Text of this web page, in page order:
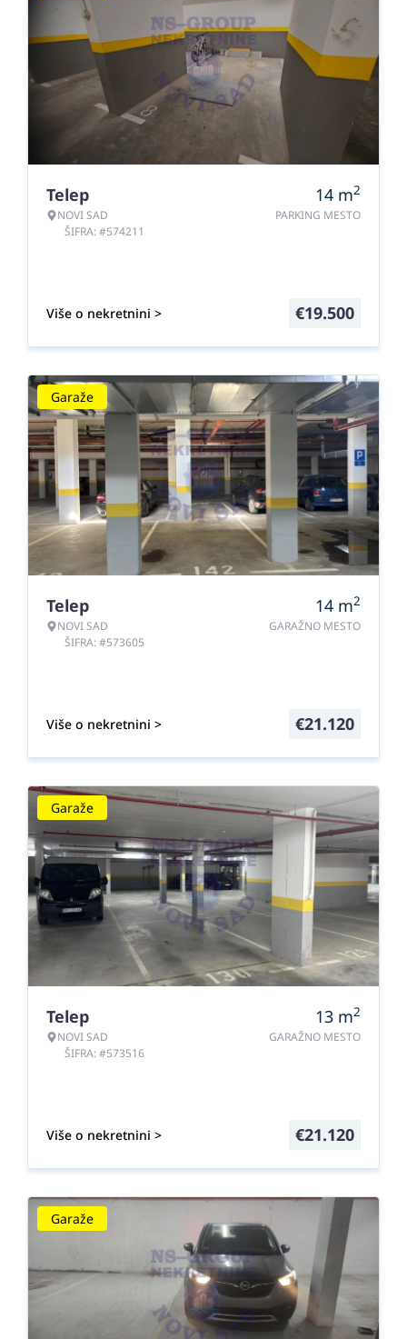
Telep
NOVI SAD
ŠIFRA: #574211
14 m2
PARKING MESTO
Više o nekretnini > €19.500
Garaže
Telep
NOVI SAD
ŠIFRA: #573605
14 m2
GARAŽNO MESTO
Više o nekretnini > €21.120
Garaže
Telep
NOVI SAD
ŠIFRA: #573516
13 m2
GARAŽNO MESTO
Više o nekretnini > €21.120
Garaže